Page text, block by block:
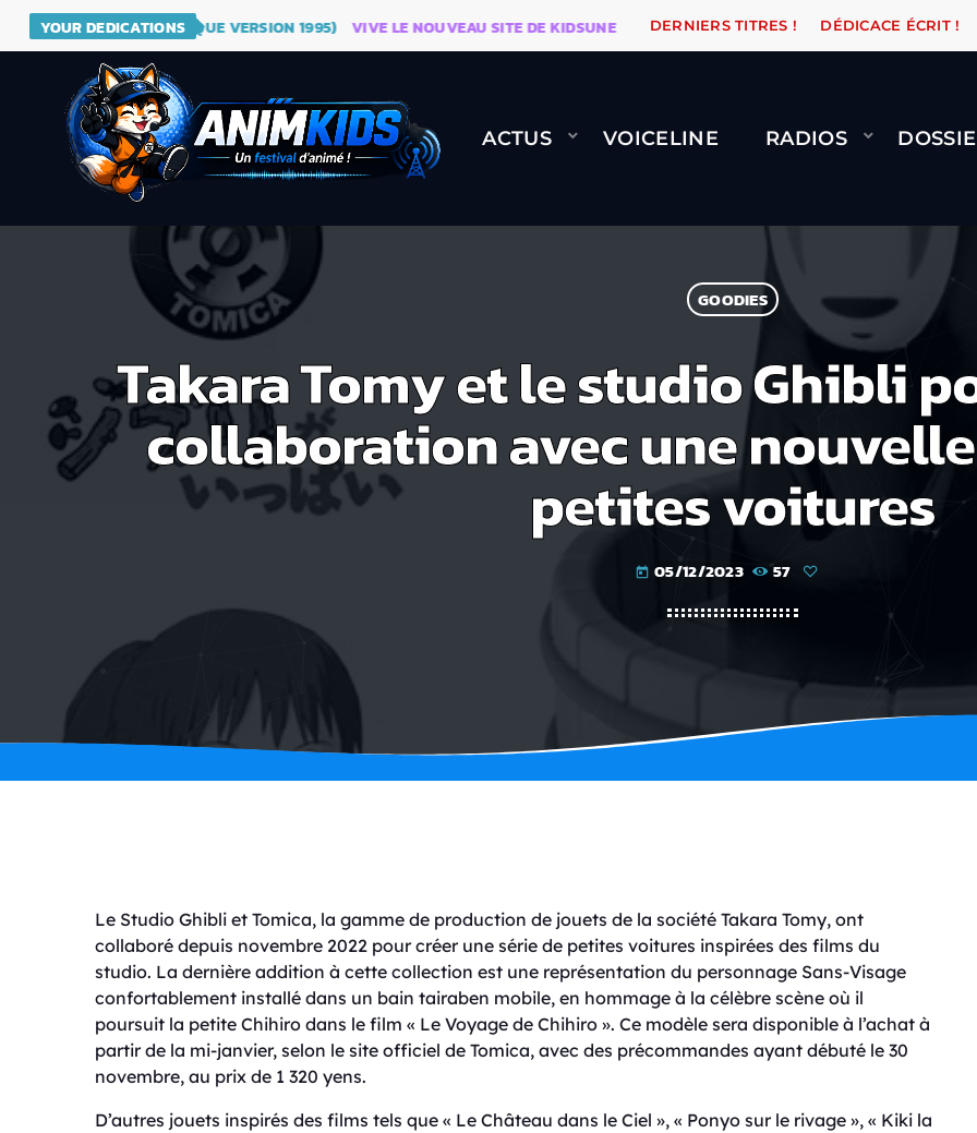
YOUR DEDICATIONS
BALL (GÉNÉRIQUE VERSION 1995) VIVE LE NOUVEAU SITE DE KIDSUNE WARÉTRO ORANGE ROAD QUI
DERNIERS TITRES ! DÉDICACE ÉCRIT !
ACTUS VOICELINE RADIOS
GOODIES
Takara Tomy et le studio Ghibli
collaboration avec une
petites voitures
today 05/12/2023 57
Le Studio Ghibli et Tomica, la gamme de production de jouets de la société Takara Tomy, ont
collaboré depuis novembre 2022 pour créer une série de petites voitures inspirées des films du
studio. La dernière addition à cette collection est une représentation du personnage Sans-Visage
confortablement installé dans un bain tairaben mobile, en hommage à la célèbre scène où il
poursuit la petite Chihiro dans le film « Le Voyage de Chihiro ». Ce modèle sera disponible à l’achat à
partir de la mi-janvier, selon le site officiel de Tomica, avec des précommandes ayant débuté le 30
novembre, au prix de 1 320 yens.
D’autres jouets inspirés des films tels que « Le Château dans le Ciel », « Ponyo sur le rivage », « Kiki la